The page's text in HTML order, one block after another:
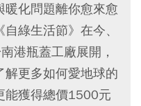
化問題離你愈來愈
綠生活節》在今、
港瓶蓋工廠展開，
解更多如何愛地球的
能獲得總價1500元